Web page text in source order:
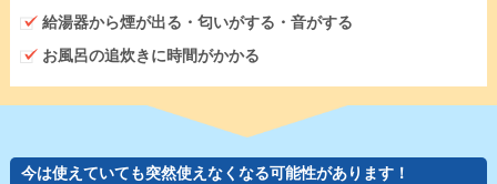
給湯器から煙が出る・匂いがする・音がする
お風呂の追炊きに時間がかかる
今は使えていても突然使えなくなる可能性があります！